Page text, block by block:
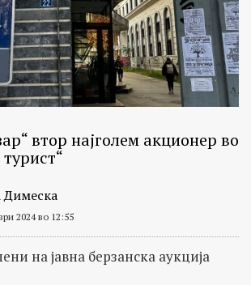
втор најголем акционер во
2024 во 12:55
на јавна берзанска аукција